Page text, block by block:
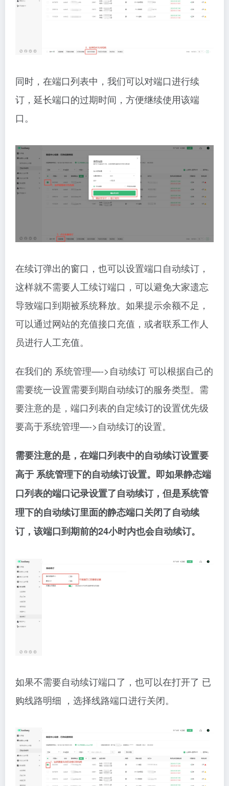
同时，在端口列表中，我们可以对端口进行续
订，延长端口的过期时间，方便继续使用该端
口。
在续订弹出的窗口，也可以设置端口自动续订，
这样就不需要人工续订端口，可以避免大家遗忘
导致端口到期被系统释放。如果提示余额不足，
可以通过网站的充值接口充值，或者联系工作人
员进行人工充值。
在我们的 系统管理—->自动续订 可以根据自己的
需要统一设置需要到期自动续订的服务类型。需
要注意的是，端口列表的自定续订的设置优先级
要高于系统管理—->自动续订的设置。
需要注意的是，在端口列表中的自动续订设置要
高于 系统管理下的自动续订设置。即如果静态端
口列表的端口记录设置了自动续订，但是系统管
理下的自动续订里面的静态端口关闭了自动续
订，该端口到期前的24小时内也会自动续订。
如果不需要自动续订端口了，也可以在打开了 已
购线路明细 ，选择线路端口进行关闭。